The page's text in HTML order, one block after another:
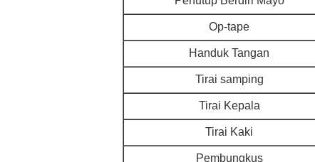
Op-tape
Handuk Tangan
Tirai samping
Tirai Kepala
Tirai Kaki
Pembungkus